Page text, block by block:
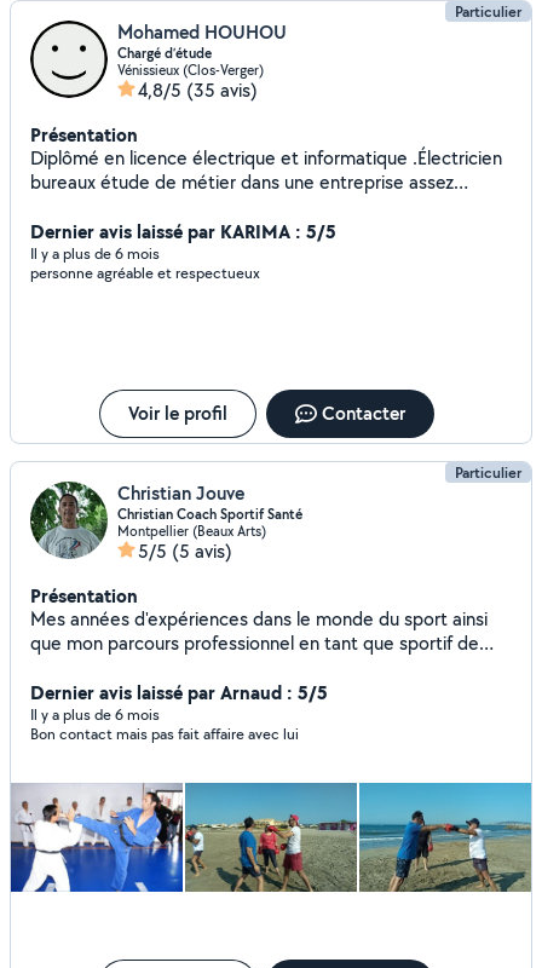
Particulier
Mohamed HOUHOU
Chargé d’étude
Vénissieux (Clos-Verger)
4,8/5 (35 avis)
Présentation
Diplômé en licence électrique et informatique .Électricien
bureaux étude de métier dans une entreprise assez
soigné.
Dernier avis laissé par KARIMA : 5/5
Il y a plus de 6 mois
personne agréable et respectueux
Voir le profil Contacter
Particulier
Christian Jouve
Christian Coach Sportif Santé
Montpellier (Beaux Arts)
5/5 (5 avis)
Présentation
Mes années d'expériences dans le monde du sport ainsi
que mon parcours professionnel en tant que sportif de
du corps humain, de l'anatomie et de la psychologie, me
permettent aujourd'hui d'adapter mon programme en
fonction de vos objectifs et vos besoins dans le respect
Dernier avis laissé par Arnaud : 5/5
Il y a plus de 6 mois
Bon contact mais pas fait affaire avec lui